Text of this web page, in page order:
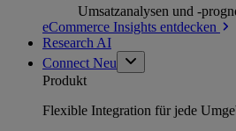
Umsatzanalysen und -
eCommerce Insights entdecken
Research AI
Connect Neu
Produkt
Flexible Integration für jede